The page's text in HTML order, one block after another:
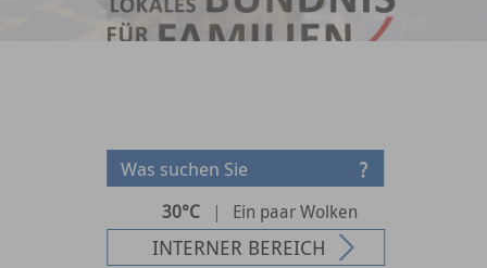
30°C | Ein paar Wolken
INTERNER BEREICH